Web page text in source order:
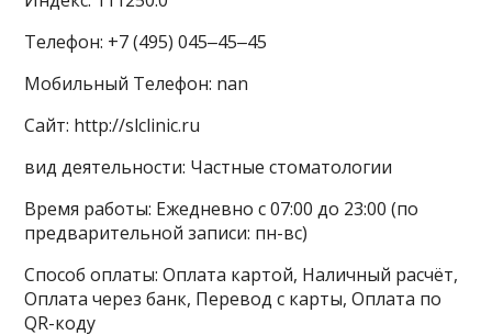
Телефон: +7 (495) 045‒45‒45
Мобильный Телефон: nan
Сайт: http://slclinic.ru
вид деятельности: Частные стоматологии
Время работы: Ежедневно с 07:00 до 23:00 (по
предварительной записи: пн-вс)
Способ оплаты: Оплата картой, Наличный расчёт,
Оплата через банк, Перевод с карты, Оплата по
QR-коду